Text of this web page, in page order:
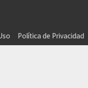
Política de Privacidad